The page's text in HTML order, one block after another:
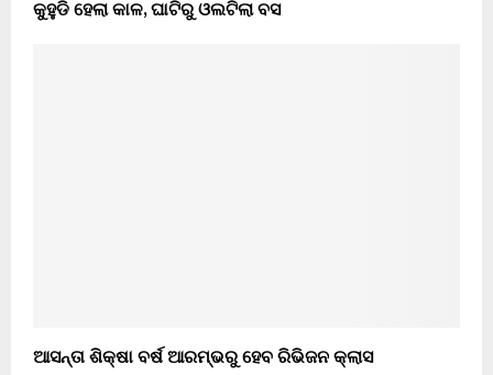
କୁହୁଡି ହେଲା କାଳ, ଘାଟିରୁ ଓଲଟିଲା ବସ
ଆସନ୍ତା ଶିକ୍ଷା ବର୍ଷ ଆରମ୍ଭରୁ ହେବ ରିଭିଜନ କ୍ଲାସ